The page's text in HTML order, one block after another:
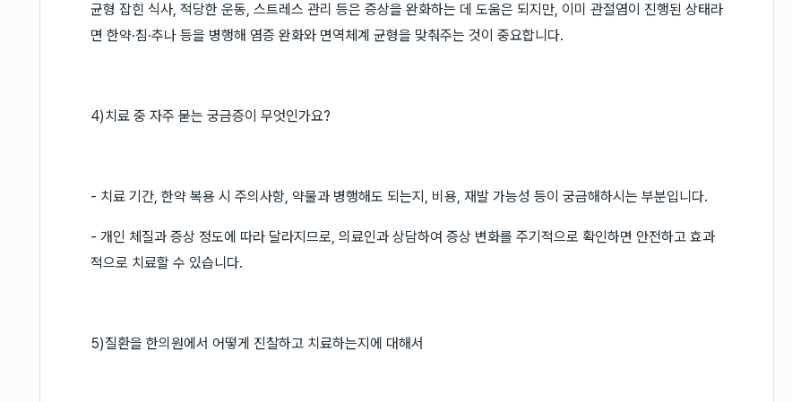
균형 잡힌 식사, 적당한 운동, 스트레스 관리 등은 증상을 완화하는 데 도움은 되지만, 이미 관절염이 진행된 상태라
면 한약·침·추나 등을 병행해 염증 완화와 면역체계 균형을 맞춰주는 것이 중요합니다.
4)치료 중 자주 묻는 궁금증이 무엇인가요?
- 치료 기간, 한약 복용 시 주의사항, 약물과 병행해도 되는지, 비용, 재발 가능성 등이 궁금해하시는 부분입니다.
- 개인 체질과 증상 정도에 따라 달라지므로, 의료인과 상담하여 증상 변화를 주기적으로 확인하면 안전하고 효과
적으로 치료할 수 있습니다.
5)질환을 한의원에서 어떻게 진찰하고 치료하는지에 대해서